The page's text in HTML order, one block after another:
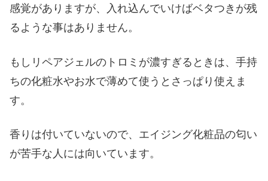
感覚がありますが、入れ込んでいけばベタつきが残
るような事はありません。
もしリペアジェルのトロミが濃すぎるときは、手持
ちの化粧水やお水で薄めて使うとさっぱり使えま
す。
香りは付いていないので、エイジング化粧品の匂い
が苦手な人には向いています。